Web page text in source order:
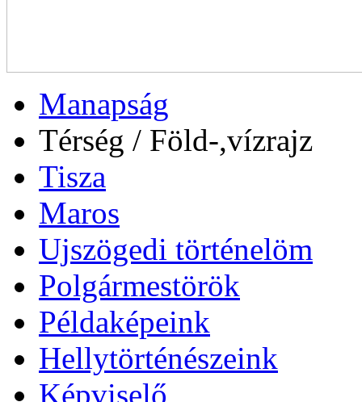
Manapság
Térség / Föld-,vízrajz
Tisza
Maros
Ujszögedi történelöm
Polgármestörök
Példaképeink
Hellytörténészeink
Képviselő